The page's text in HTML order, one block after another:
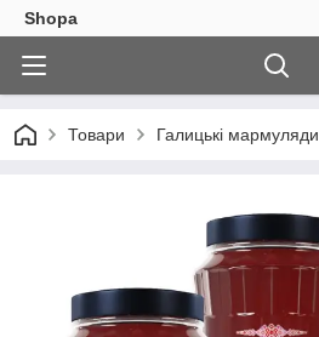
Shopa
Товари Галицькі мармуляди